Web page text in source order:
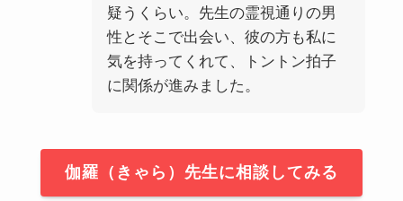
疑うくらい。先生の霊視通りの男
性とそこで出会い、彼の方も私に
気を持ってくれて、トントン拍子
に関係が進みました。
伽羅（きゃら）先生に相談してみる